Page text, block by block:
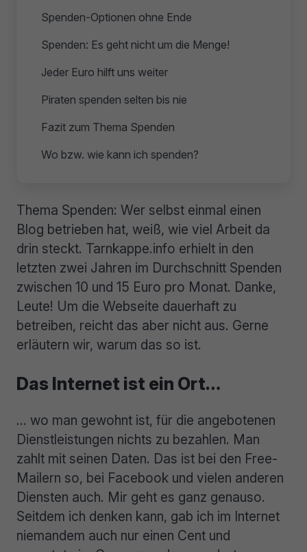
Spenden-Optionen ohne Ende
Spenden: Es geht nicht um die Menge!
Jeder Euro hilft uns weiter
Piraten spenden selten bis nie
Fazit zum Thema Spenden
Wo bzw. wie kann ich spenden?
Thema Spenden: Wer selbst einmal einen
Blog betrieben hat, weiß, wie viel Arbeit da
drin steckt. Tarnkappe.info erhielt in den
letzten zwei Jahren im Durchschnitt Spenden
zwischen 10 und 15 Euro pro Monat. Danke,
Leute! Um die Webseite dauerhaft zu
betreiben, reicht das aber nicht aus. Gerne
erläutern wir, warum das so ist.
Das Internet ist ein Ort…
… wo man gewohnt ist, für die angebotenen
Dienstleistungen nichts zu bezahlen. Man
zahlt mit seinen Daten. Das ist bei den Free-
Mailern so, bei Facebook und vielen anderen
Diensten auch. Mir geht es ganz genauso.
Seitdem ich denken kann, gab ich im Internet
niemandem auch nur einen Cent und